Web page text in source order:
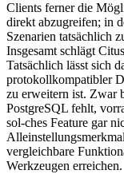
Clients ferner die
direkt abzugreifen; in
Szenarien tatsächlich
Insgesamt schlägt
Tatsächlich lässt sich
protokollkompatibler
zu erweitern ist. Zwar
PostgreSQL fehlt,
sol-ches Feature gar
vergleichbare
Werkzeugen erreichen.